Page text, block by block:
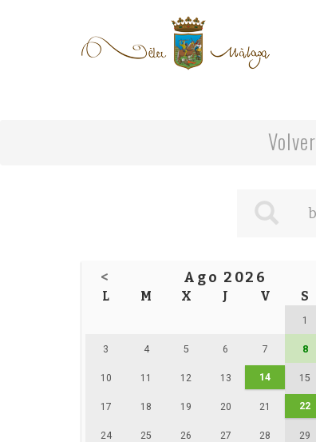
Volver
< Ago 2026
L M X J V S
1
3 4 5 6 7 8
10 11 12 13 14 15
17 18 19 20 21 22
24 25 26 27 28 29